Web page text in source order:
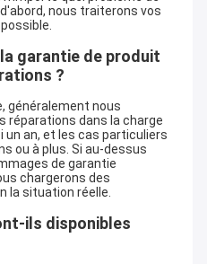
nous traiterons vos
garantie de produit
?
généralement nous
réparations dans la charge
un an, et les cas particuliers
ou à plus. Si au-dessus
de garantie
chargerons des
la situation réelle.
ils disponibles